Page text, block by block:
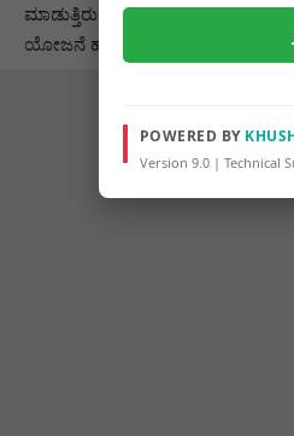
ಮಾಡುತ್ತಿರುವುದು ಮೆಚ್ಚುವಂತದ್ದು
ಯೋಜನೆ ಹಮ್ಮಿಕೊಂಡಿದ್ದು ಶ್ಲಾಘನೀಯ.
POWERED BY
Version 9.0 | Technical